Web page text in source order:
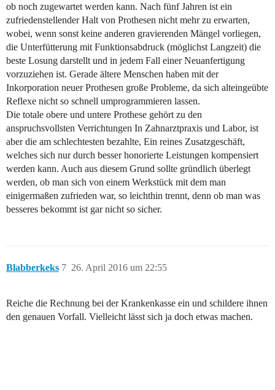
ob noch zugewartet werden kann. Nach fünf Jahren ist ein
zufriedenstellender Halt von Prothesen nicht mehr zu erwarten,
wobei, wenn sonst keine anderen gravierenden Mängel vorliegen,
die Unterfütterung mit Funktionsabdruck (möglichst Langzeit) die
beste Losung darstellt und in jedem Fall einer Neuanfertigung
vorzuziehen ist. Gerade ältere Menschen haben mit der
Inkorporation neuer Prothesen große Probleme, da sich alteingeübte
Reflexe nicht so schnell umprogrammieren lassen.
Die totale obere und untere Prothese gehört zu den
anspruchsvollsten Verrichtungen In Zahnarztpraxis und Labor, ist
aber die am schlechtesten bezahlte, Ein reines Zusatzgeschäft,
welches sich nur durch besser honorierte Leistungen kompensiert
werden kann. Auch aus diesem Grund sollte gründlich überlegt
werden, ob man sich von einem Werkstück mit dem man
einigermaßen zufrieden war, so leichthin trennt, denn ob man was
besseres bekommt ist gar nicht so sicher.
Blabberkeks 26. April 2016 um 22:55
7
Reiche die Rechnung bei der Krankenkasse ein und schildere ihnen
den genauen Vorfall. Vielleicht lässt sich ja doch etwas machen.